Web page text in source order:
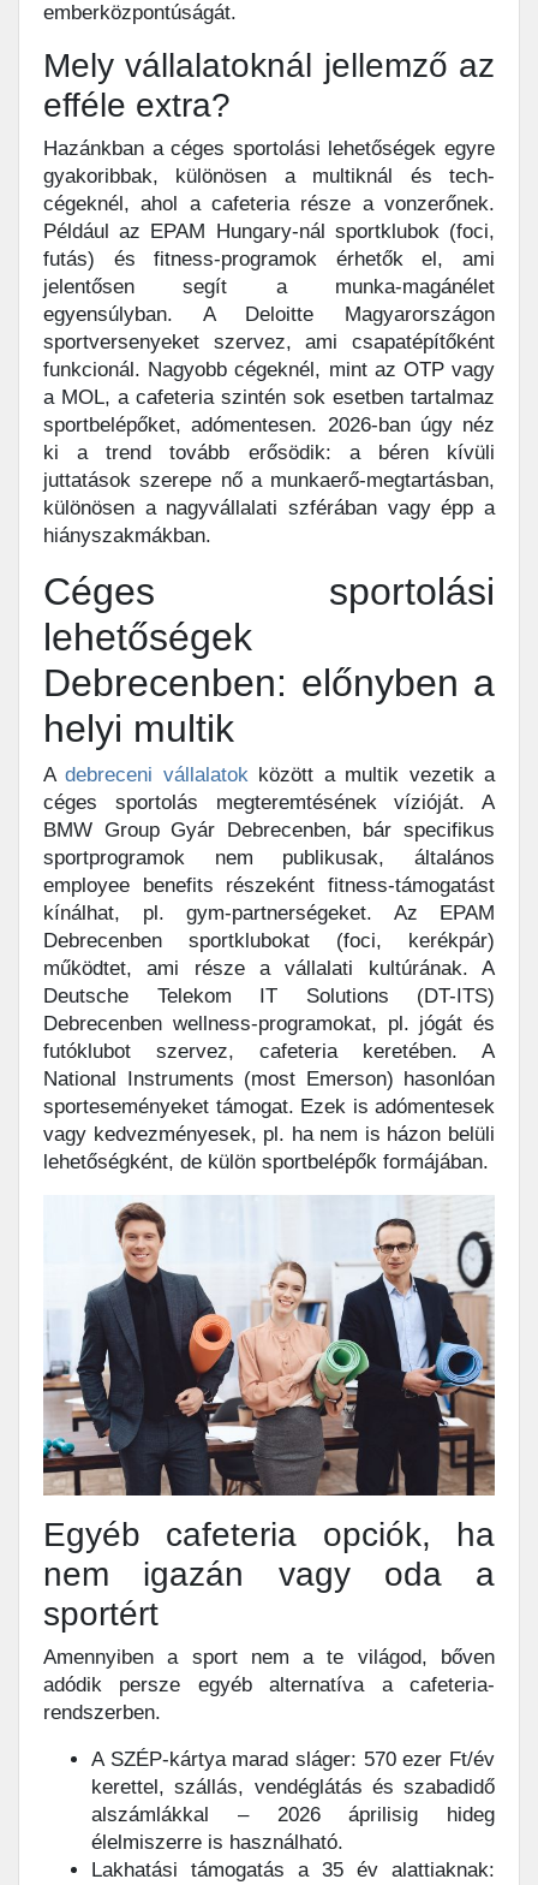
emberközpontúságát.
Mely vállalatoknál jellemző az
efféle extra?
Hazánkban a céges sportolási lehetőségek egyre
gyakoribbak, különösen a multiknál és tech-
cégeknél, ahol a cafeteria része a vonzerőnek.
Például az EPAM Hungary-nál sportklubok (foci,
futás) és fitness-programok érhetők el, ami
jelentősen segít a munka-magánélet
egyensúlyban. A Deloitte Magyarországon
sportversenyeket szervez, ami csapatépítőként
funkcionál. Nagyobb cégeknél, mint az OTP vagy
a MOL, a cafeteria szintén sok esetben tartalmaz
sportbelépőket, adómentesen. 2026-ban úgy néz
ki a trend tovább erősödik: a béren kívüli
juttatások szerepe nő a munkaerő-megtartásban,
különösen a nagyvállalati szférában vagy épp a
hiányszakmákban.
Céges sportolási
lehetőségek
Debrecenben: előnyben a
helyi multik
Adebreceni vállalatok között a multik vezetik a
céges sportolás megteremtésének vízióját. A
BMW Group Gyár Debrecenben, bár specifikus
sportprogramok nem publikusak, általános
employee benefits részeként fitness-támogatást
kínálhat, pl. gym-partnerségeket. Az EPAM
Debrecenben sportklubokat (foci, kerékpár)
működtet, ami része a vállalati kultúrának. A
Deutsche Telekom IT Solutions (DT-ITS)
Debrecenben wellness-programokat, pl. jógát és
futóklubot szervez, cafeteria keretében. A
National Instruments (most Emerson) hasonlóan
sporteseményeket támogat. Ezek is adómentesek
vagy kedvezményesek, pl. ha nem is házon belüli
lehetőségként, de külön sportbelépők formájában.
Egyéb cafeteria opciók, ha
nem igazán vagy oda a
sportért
Amennyiben a sport nem a te világod, bőven
adódik persze egyéb alternatíva a cafeteria-
rendszerben.
A SZÉP-kártya marad sláger: 570 ezer Ft/év
kerettel, szállás, vendéglátás és szabadidő
alszámlákkal – 2026 áprilisig hideg
élelmiszerre is használható.
Lakhatási támogatás a 35 év alattiaknak: